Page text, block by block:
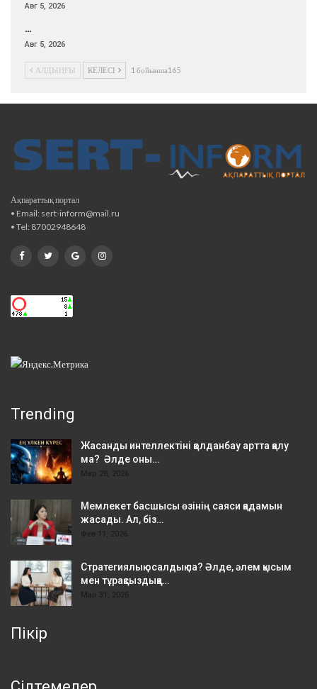
Авг 5, 2026
…
Авг 5, 2026
АЛДЫҢҒЫ КЕЛЕСІ 1 бойынша165
Ақпараттық портал
• Email: sert-inform@mail.ru
• Tel: 87002948648
Trending
Жасанды интеллектіні қолданбау артта қалу
ма? Әлде оны…
Мар 28, 2026
Мемлекет басшысы өзінің саяси қадамын
жасады. Ал, біз…
Фев 11, 2026
Стратегиялық осалдық па? Әлде, әлем қысым
мен тұрақсыздыққа…
Мар 31, 2026
Пікір